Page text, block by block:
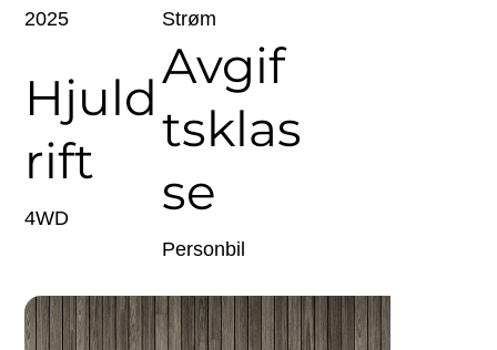
2025 Strøm
Hjuld
rift
4WD
Avgif
tsklas
se
Personbil